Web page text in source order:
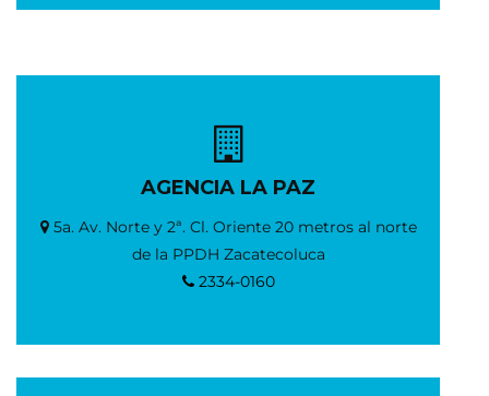
AGENCIA LA PAZ
5a. Av. Norte y 2ª. Cl. Oriente 20 metros al norte
de la PPDH Zacatecoluca
2334-0160